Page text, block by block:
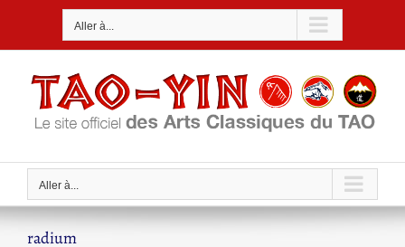
Aller à...
Aller à...
radium